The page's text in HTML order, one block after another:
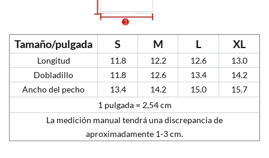
Tamaño/pulgada S M L XL
Longitud 11.8 12.2 12.6
13.0
Dobladillo
11.8 12.6 13.4
14.2
Ancho del pecho
13.4 14.2 15.0
15.7
1 pulgada = 2,54 cm
La medición manual tendrá una discrepancia de
aproximadamente 1-3 cm.